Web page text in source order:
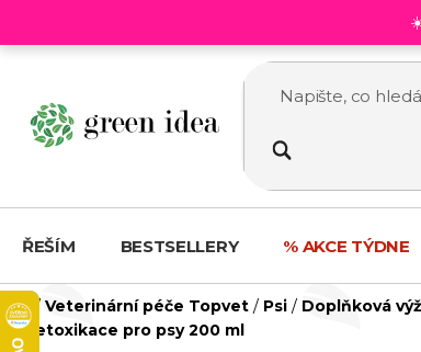
ŘEŠÍM BESTSELLERY % AKCE TÝDNE
Domů
/ Veterinární péče Topvet / Psi / Doplňková
Detoxikace pro psy 200 ml